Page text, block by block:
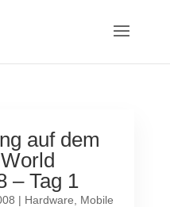
auf dem
– Tag 1
| Hardware Mobile